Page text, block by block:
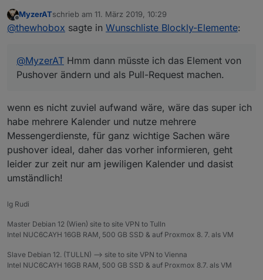
In der io-package muss noch blocks: true
angegeben werden.
Weißt du auch ob es möglich ist mit der Methode
mehrere Elemente in verschiedenen "Containern"
Offline
MyzerATschrieb am 11. März 2019, 10:29
zuletzt editiert von
@thewhobox sagte in Wunschliste Blockly-Elemente:
@MyzerAT Hmm dann müsste ich das Element von
Pushover ändern und als Pull-Request machen.
wenn es nicht zuviel aufwand wäre, wäre das super ich
habe mehrere Kalender und nutze mehrere
Messengerdienste, für ganz wichtige Sachen wäre
pushover ideal, daher das vorher informieren, geht
leider zur zeit nur am jewiligen Kalender und dasist
umständlich!
lg Rudi
Master Debian 12 (Wien) site to site VPN to Tulln
Intel NUC6CAYH 16GB RAM, 500 GB SSD & auf Proxmox 8. 7. als VM
Slave Debian 12. (TULLN) --> site to site VPN to Vienna
Intel NUC6CAYH 16GB RAM, 500 GB SSD & auf Proxmox 8.7. als VM